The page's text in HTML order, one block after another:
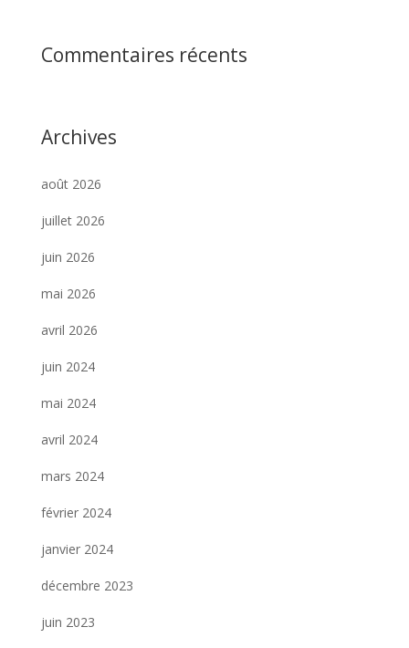
Commentaires récents
Archives
août 2026
juillet 2026
juin 2026
mai 2026
avril 2026
juin 2024
mai 2024
avril 2024
mars 2024
février 2024
janvier 2024
décembre 2023
juin 2023